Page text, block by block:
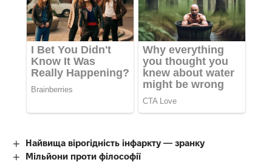
Найвища вірогідність інфаркту — зранку
Мільйони проти філософії